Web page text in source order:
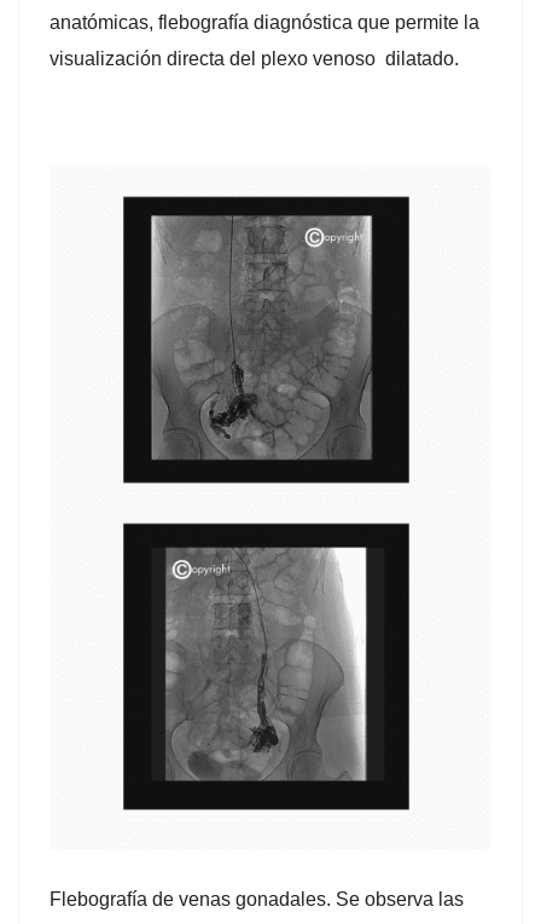
anatómicas, flebografía diagnóstica que permite la
visualización directa del plexo venoso dilatado.
Flebografía de venas gonadales. Se observa las